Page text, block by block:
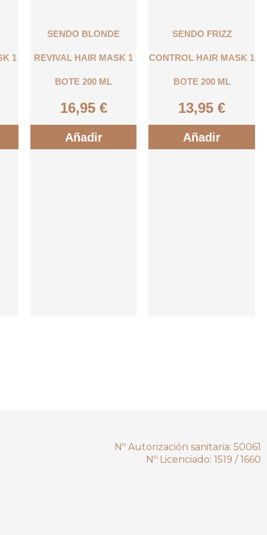
1
SENDO BLONDE
REVIVAL HAIR MASK 1
BOTE 200 ML
16,95 €
Añadir
SENDO FRIZZ
CONTROL HAIR MASK 1
BOTE 200 ML
13,95€
Añadir
Nº Autorización sanitaria: 50061
Nº Licenciado: 1519 / 1660